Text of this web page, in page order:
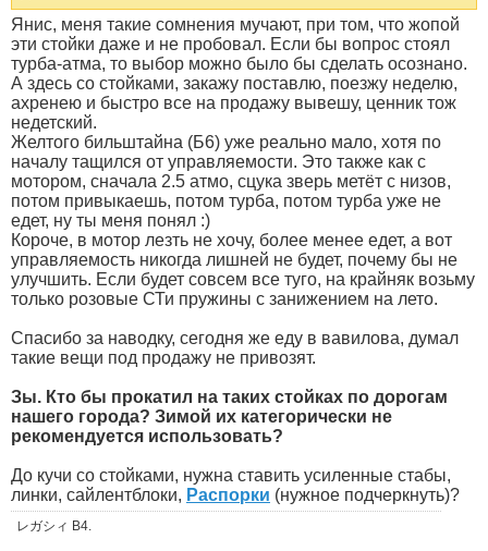
Янис, меня такие сомнения мучают, при том, что жопой
эти стойки даже и не пробовал. Если бы вопрос стоял
турба-атма, то выбор можно было бы сделать осознано.
А здесь со стойками, закажу поставлю, поезжу неделю,
ахренею и быстро все на продажу вывешу, ценник тож
недетский.
Желтого бильштайна (Б6) уже реально мало, хотя по
началу тащился от управляемости. Это также как с
мотором, сначала 2.5 атмо, сцука зверь метёт с низов,
потом привыкаешь, потом турба, потом турба уже не
едет, ну ты меня понял :)
Короче, в мотор лезть не хочу, более менее едет, а вот
управляемость никогда лишней не будет, почему бы не
улучшить. Если будет совсем все туго, на крайняк возьму
только розовые СТи пружины с занижением на лето.
Спасибо за наводку, сегодня же еду в вавилова, думал
такие вещи под продажу не привозят.
Зы. Кто бы прокатил на таких стойках по дорогам
нашего города? Зимой их категорически не
рекомендуется использовать?
До кучи со стойками, нужна ставить усиленные стабы,
линки, сайлентблоки, Распорки (нужное подчеркнуть)?
レガシィ B4.